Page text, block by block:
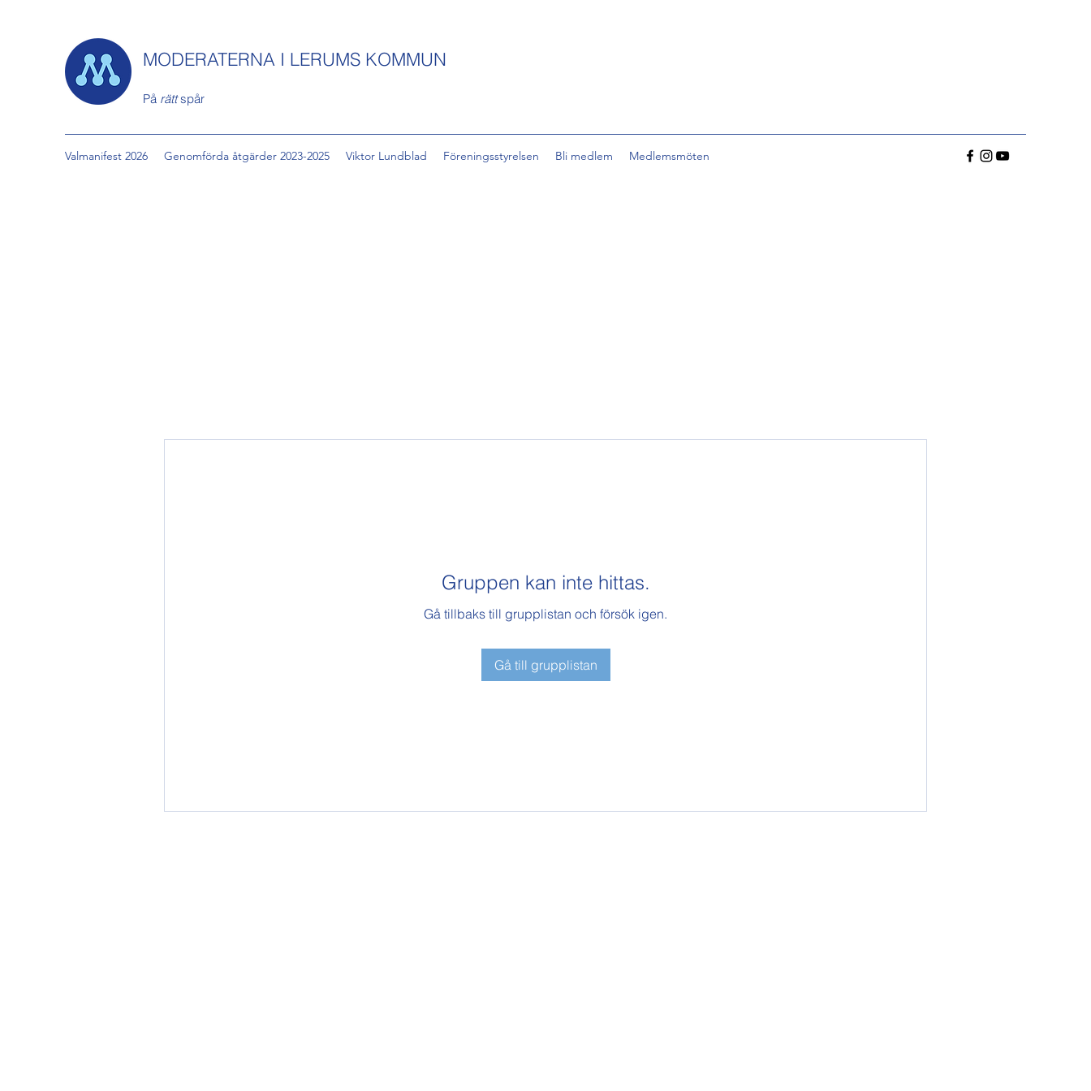
MODERATERNA I LERUMS KOMMUN
På rättspår
Valmanifest 2026 Genomförda åtgärder 2023-2025 Viktor Lundblad Föreningsstyrelsen Bli medlem Medlemsmöten
Gruppen kan inte hittas.
Gå tillbaks till grupplistan och försök igen.
Gå till grupplistan